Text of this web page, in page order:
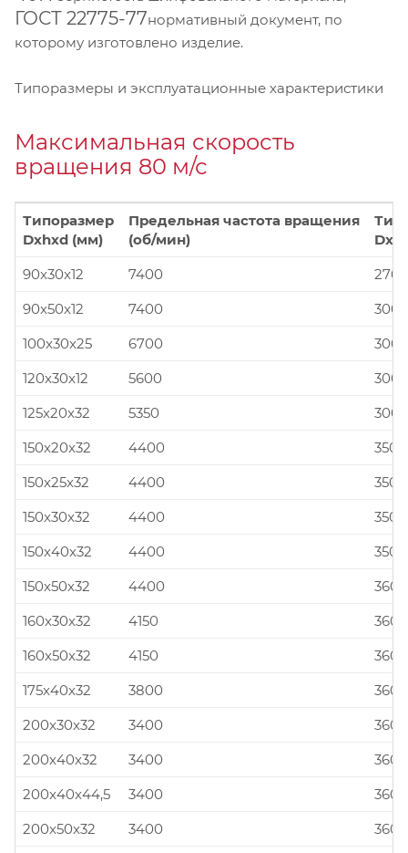
ГОСТ 22775-77нормативный документ, по
которому изготовлено изделие.
Типоразмеры и эксплуатационные характеристики
Максимальная скорость
вращения 80 м/с
Типоразмер
Dxhxd (мм)
Предельная частота вращения
(об/мин)
90x30x12
7400
90x50x12
7400
100x30x25
6700
120x30x12
5600
125x20x32
5350
150x20x32
4400
150x25x32
4400
150x30x32
4400
150x40x32
4400
150x50x32
4400
160x30x32
4150
160x50x32
4150
175x40x32
3800
200x30x32
3400
200x40x32
3400
200x40x44,5
3400
200x50x32
3400